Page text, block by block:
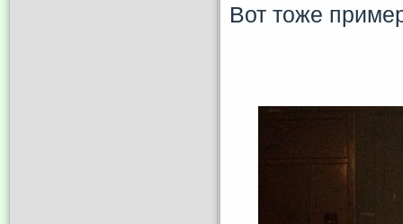
Вот тоже